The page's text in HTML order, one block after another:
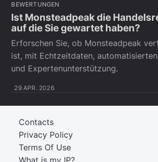
BEWERTUNGEN
Ist Monsteadpeak die
auf die Sie gewartet haben?
Erforschen Sie, ob Monsteadpeak
ist, mit Echtzeitdaten,
und Expertenunterstützung.
29 APR. 2026
Terms Of Use
Privacy Policy
Contacts